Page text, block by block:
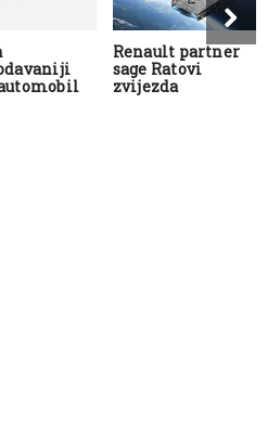
Renault partner
sage Ratovi
zvijezda